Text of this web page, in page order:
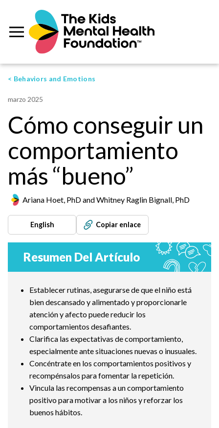
< Behaviors and Emotions
marzo 2025
Cómo conseguir un
comportamiento
más “bueno”
Ariana Hoet, PhD and Whitney Raglin Bignall, PhD
English Copiar enlace
Resumen Del Artículo
Establecer rutinas, asegurarse de que el niño está
bien descansado y alimentado y proporcionarle
atención y afecto puede reducir los
comportamientos desafiantes.
Clarifica las expectativas de comportamiento,
especialmente ante situaciones nuevas o inusuales.
Concéntrate en los comportamientos positivos y
recompénsalos para fomentar la repetición.
Vincula las recompensas a un comportamiento
positivo para motivar a los niños y reforzar los
buenos hábitos.